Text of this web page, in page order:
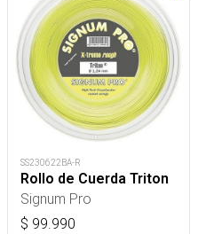
SS230622BA-R
Rollo de Cuerda Triton
Signum Pro
$ 99.990